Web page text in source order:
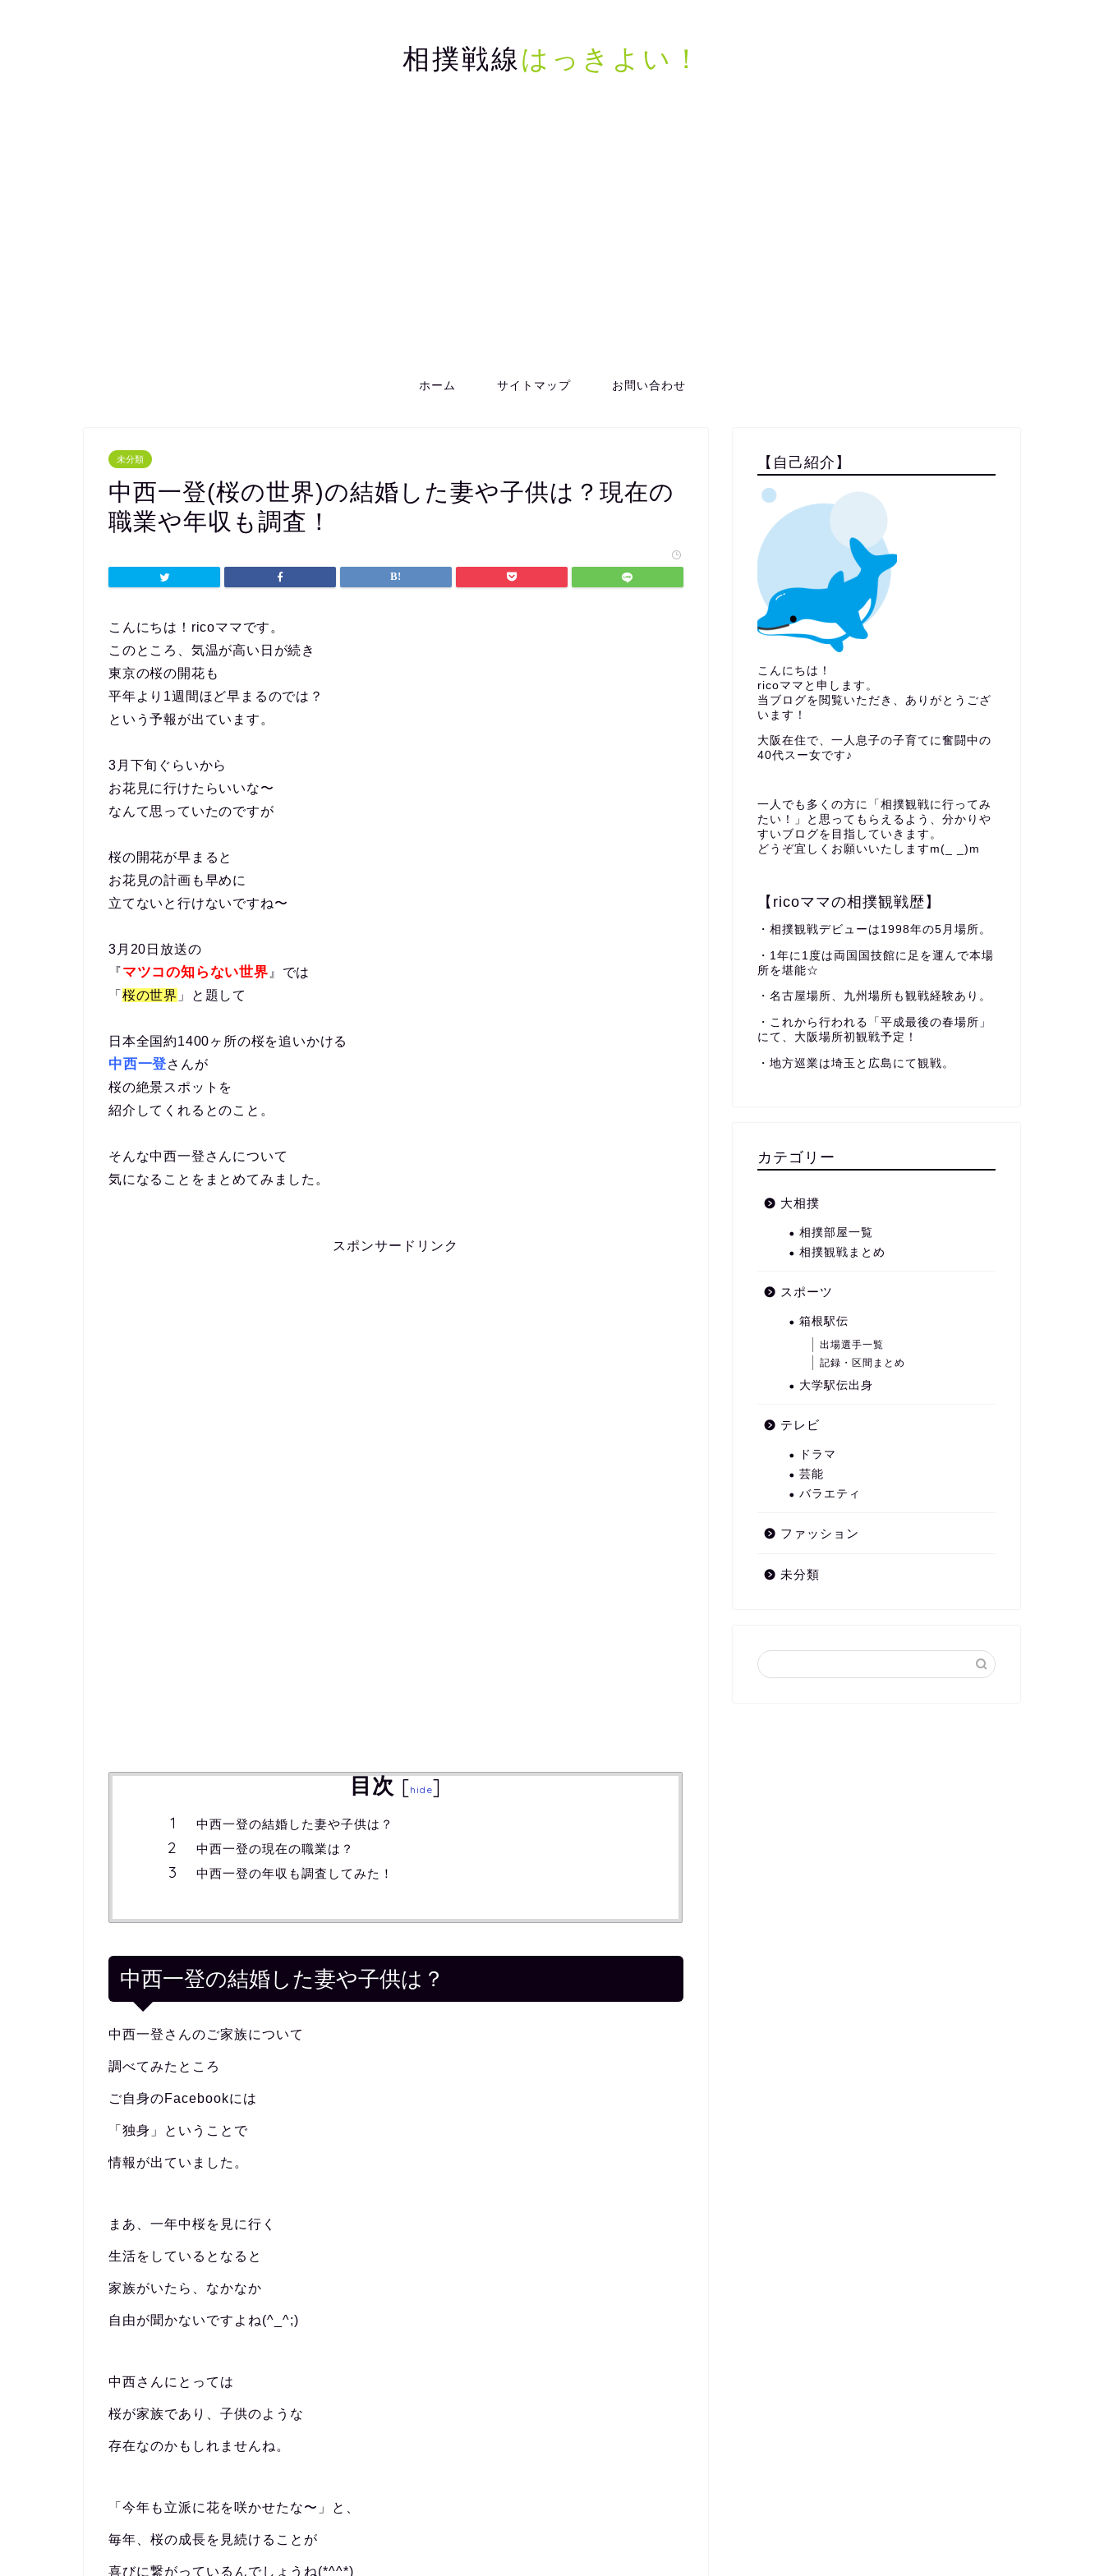
相撲戦線はっきよい！
ホーム サイトマップ お問い合わせ
未分類
中西一登(桜の世界)の結婚した妻や子供は？現在の
職業や年収も調査！
こんにちは！ricoママです。
このところ、気温が高い日が続き
東京の桜の開花も
平年より1週間ほど早まるのでは？
という予報が出ています。
3月下旬ぐらいから
お花見に行けたらいいな〜
なんて思っていたのですが
桜の開花が早まると
お花見の計画も早めに
立てないと行けないですね〜
3月20日放送の
『マツコの知らない世界 』では
「 桜の世界 」と題して
日本全国約1400ヶ所の桜を追いかける
中西一登さんが
桜の絶景スポットを
紹介してくれるとのこと。
そんな中西一登さんについて
気になることをまとめてみました。
スポンサードリンク
目次 [hide]
中西一登の結婚した妻や子供は？
中西一登の現在の職業は？
中西一登の年収も調査してみた！
中西一登の結婚した妻や子供は？
中西一登さんのご家族について
調べてみたところ
ご自身のFacebookには
「独身」ということで
情報が出ていました。
まあ、一年中桜を見に行く
生活をしているとなると
家族がいたら、なかなか
自由が聞かないですよね(^_^;)
中西さんにとっては
桜が家族であり、子供のような
存在なのかもしれませんね。
「今年も立派に花を咲かせたな〜」と、
毎年、桜の成長を見続けることが
喜びに繋がっているんでしょうね(*^^*)
【自己紹介】
こんにちは！
ricoママと申します。
当ブログを閲覧いただき、ありがとうござ
います！
大阪在住で、一人息子の子育てに奮闘中の
40代スー女です♪
一人でも多くの方に「相撲観戦に行ってみ
たい！」と思ってもらえるよう、分かりや
すいブログを目指していきます。
どうぞ宜しくお願いいたしますm(_ _)m
【ricoママの相撲観戦歴】
・相撲観戦デビューは1998年の5月場所。
・1年に1度は両国国技館に足を運んで本場
所を堪能☆
・名古屋場所、九州場所も観戦経験あり。
・これから行われる「平成最後の春場所」
にて、大阪場所初観戦予定！
・地方巡業は埼玉と広島にて観戦。
カテゴリー
大相撲
相撲部屋一覧
相撲観戦まとめ
スポーツ
箱根駅伝
出場選手一覧
記録・区間まとめ
大学駅伝出身
テレビ
ドラマ
芸能
バラエティ
ファッション
未分類